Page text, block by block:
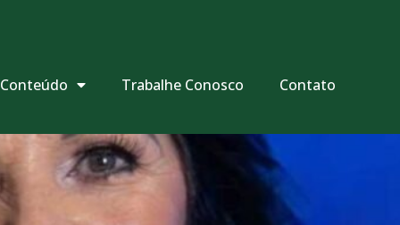
Conteúdo Trabalhe Conosco Contato